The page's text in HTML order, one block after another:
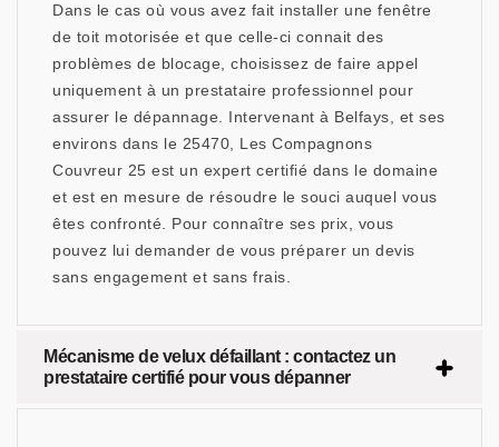
Dans le cas où vous avez fait installer une fenêtre
de toit motorisée et que celle-ci connait des
problèmes de blocage, choisissez de faire appel
uniquement à un prestataire professionnel pour
assurer le dépannage. Intervenant à Belfays, et ses
environs dans le 25470, Les Compagnons
Couvreur 25 est un expert certifié dans le domaine
et est en mesure de résoudre le souci auquel vous
êtes confronté. Pour connaître ses prix, vous
pouvez lui demander de vous préparer un devis
sans engagement et sans frais.
Mécanisme de velux défaillant : contactez un
prestataire certifié pour vous dépanner